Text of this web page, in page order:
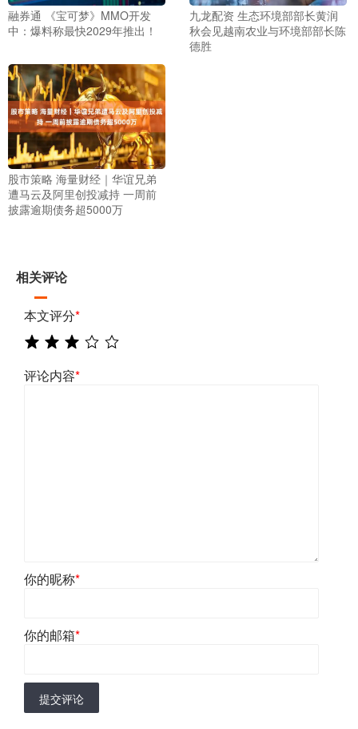
融券通 《宝可梦》MMO开发
中：爆料称最快2029年推出！
九龙配资 生态环境部部长黄润
秋会见越南农业与环境部部长陈
德胜
股市策略 海量财经｜华谊兄弟
遭马云及阿里创投减持 一周前
披露逾期债务超5000万
相关评论
本文评分*
评论内容*
你的昵称*
你的邮箱*
提交评论